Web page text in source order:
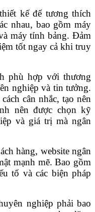
kế để tương thích
nhau, bao gồm máy
máy tính bảng. Đảm
tốt ngay cả khi truy
phù hợp với thương
nghiệp và tin tưởng.
cân nhắc, tạo nên
nên được chọn kỹ
và giá trị mà ngân
hàng, website ngân
mạnh mẽ. Bao gồm
tố và các biện pháp
nghiệp phải bao